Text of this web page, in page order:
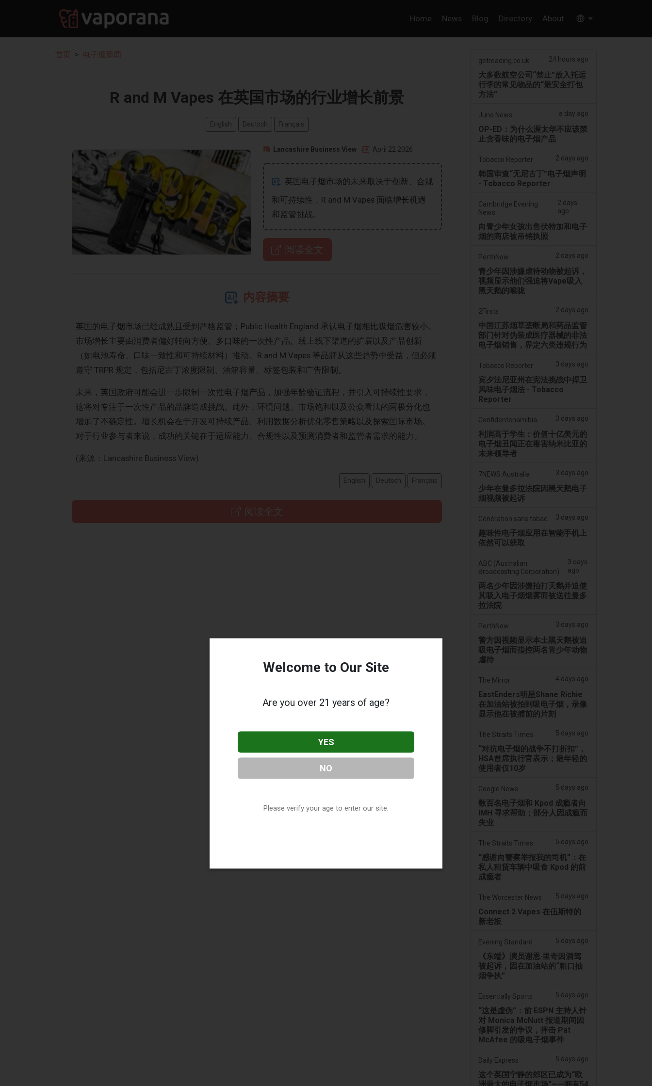
Home News Blog Directory About
首页 电子烟新闻
R and M Vapes 在英国市场的行业增长前景
English Deutsch Français
Lancashire Business View April 22 2026
英国电子烟市场的未来取决于创新、合规
和可持续性，R and M Vapes 面临增长机遇
和监管挑战。
阅读全文
内容摘要
英国的电子烟市场已经成熟且受到严格监管；Public Health England 承认电子烟相比吸烟危害较小。
市场增长主要由消费者偏好转向方便、多口味的一次性产品、线上线下渠道的扩展以及产品创新
（如电池寿命、口味一致性和可持续材料）推动。R and M Vapes 等品牌从这些趋势中受益，但必须
遵守 TRPR 规定，包括尼古丁浓度限制、油箱容量、标签包装和广告限制。
未来，英国政府可能会进一步限制一次性电子烟产品，加强年龄验证流程，并引入可持续性要求，
这将对专注于一次性产品的品牌造成挑战。此外，环境问题、市场饱和以及公众看法的两极分化也
增加了不确定性。增长机会在于开发可持续产品、利用数据分析优化零售策略以及探索国际市场。
对于行业参与者来说，成功的关键在于适应能力、合规性以及预测消费者和监管者需求的能力。
(来源：Lancashire Business View)
English Deutsch Français
阅读全文
getreading.co.uk 24 hours ago
大多数航空公司“禁止”放入托运
行李的常见物品的“最安全打包
方法”
Juno News a day ago
OP-ED：为什么渥太华不应该禁
止含香味的电子烟产品
Tobacco Reporter 2 days ago
韩国审查“无尼古丁”电子烟声明
- Tobacco Reporter
Cambridge Evening
News
2 days
ago
向青少年女孩出售伏特加和电子
烟的商店被吊销执照
PerthNow 2 days ago
青少年因涉嫌虐待动物被起诉，
视频显示他们强迫将Vape吸入
黑天鹅的喉咙
2Firsts 2 days ago
中国江苏烟草垄断局和药品监管
部门针对伪装成医疗器械的非法
电子烟销售，界定六类违规行为
Tobacco Reporter 3 days ago
宾夕法尼亚州在宪法挑战中捍卫
风味电子烟法 - Tobacco
Reporter
Confidentenamibia 3 days ago
利润高于学生：价值十亿美元的
电子烟丑闻正在毒害纳米比亚的
未来领导者
7NEWS Australia 3 days ago
少年在曼多拉法院因黑天鹅电子
烟视频被起诉
Génération sans tabac 3 days ago
趣味性电子烟应用在智能手机上
依然可以获取
ABC (Australian
Broadcasting Corporation)
3 days
ago
两名少年因涉嫌拍打天鹅并迫使
其吸入电子烟烟雾而被送往曼多
拉法院
PerthNow 3 days ago
警方因视频显示本土黑天鹅被迫
吸电子烟而指控两名青少年动物
虐待
The Mirror 4 days ago
EastEnders明星Shane Richie
在加油站被拍到吸电子烟，录像
显示他在被捕前的片刻
The Straits Times 5 days ago
“对抗电子烟的战争不打折扣”，
HSA首席执行官表示；最年轻的
使用者仅10岁
Google News 5 days ago
数百名电子烟和 Kpod 成瘾者向
IMH 寻求帮助；部分人因成瘾而
失业
The Straits Times 5 days ago
“感谢向警察举报我的司机”：在
私人租赁车辆中吸食 Kpod 的前
成瘾者
The Worcester News 5 days ago
Connect 2 Vapes 在伍斯特的
新老板
Evening Standard 5 days ago
《东端》演员谢恩·里奇因酒驾
被起诉，因在加油站的“粗口抽
烟争执”
Essentially Sports 5 days ago
“这是虚伪”：前 ESPN 主持人针
对 Monica McNutt 报道期间因
修脚引发的争议，抨击 Pat
McAfee 的吸电子烟事件
Daily Express 5 days ago
这个英国宁静的郊区已成为“欧
Welcome to Our Site
Are you over 21 years of age?
YES
NO
Please verify your age to enter our site.